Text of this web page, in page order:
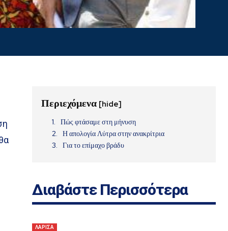
Περιεχόμενα [hide]
Πώς φτάσαμε στη μήνυση
Η απολογία Λύτρα στην ανακρίτρια
Για το επίμαχο βράδυ
Διαβάστε Περισσότερα
ΛΑΡΙΣΑ